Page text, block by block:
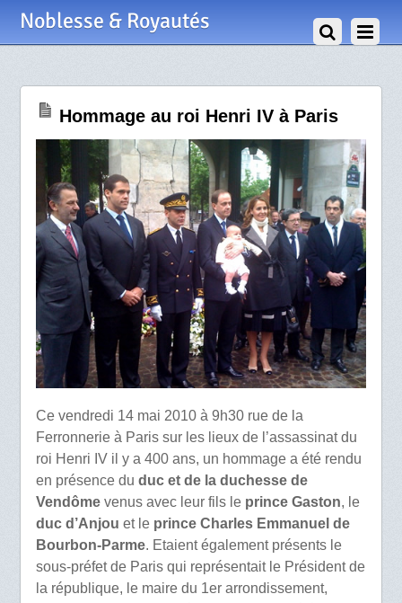
Noblesse & Royautés
Hommage au roi Henri IV à Paris
Ce vendredi 14 mai 2010 à 9h30 rue de la
Ferronnerie à Paris sur les lieux de l’assassinat du
roi Henri IV il y a 400 ans, un hommage a été rendu
en présence du duc et de la duchesse de
Vendômevenus avec leur fils le prince Gaston, le
duc d’Anjou et le prince Charles Emmanuel de
Bourbon-Parme. Etaient également présents le
sous-préfet de Paris qui représentait le Président de
la république, le maire du 1er arrondissement,